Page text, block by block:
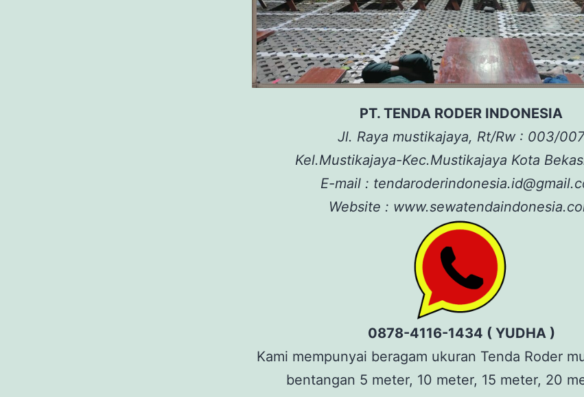
PT. TENDA RODER INDONESIA
Jl. Raya mustikajaya, Rt/Rw : 003/007
Kel.Mustikajaya-Kec.Mustikajaya Kota
E-mail :
Website :
0878-4116-1434 ( YUDHA )
Kami mempunyai beragam ukuran Tenda Roder
bentangan 5 meter, 10 meter, 15 meter, 20